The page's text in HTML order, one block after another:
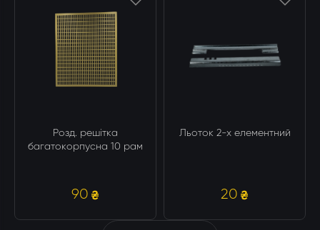
Розд. решітка
багатокорпусна 10 рам
90
Льоток 2-х елементний
20